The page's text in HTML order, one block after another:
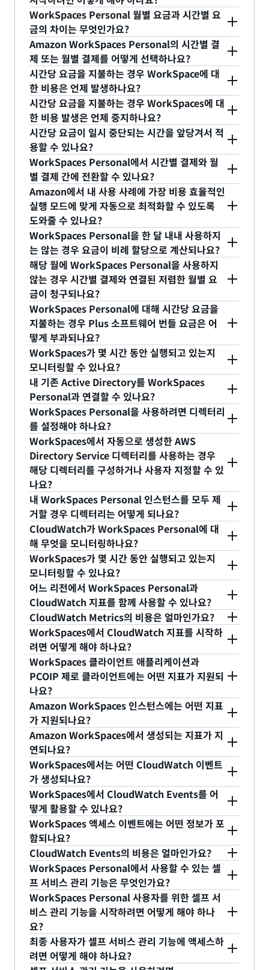
WorkSpaces는 사용을 마칠 때마다 작업을 저장하
는 것이 좋습니다.
WorkSpace가 재개되면 새로운 세션이 시작됨을 알
려줍니다.
WorkSpaces의 경우 동시 로그인 수가 증가하면
WorkSpace가 제공되기까지 상당히 긴 시간이 걸릴
수 있습니다. BYOL AutoStop WorkSpaces에 동시
에 로그인할 사용자가 많을 것으로 예상되는 경우 계
정 관리자에게 문의하여 조언을 구하시기 바랍니다.
렉터리 수준에서 사용할 수 있습니다. 이 기능을 통해
고객은 CCP(Contact Control Panel) 오디오 트래
픽을 WorkSpaces 스트리밍에서 로컬 엔드포인트
처리로 오프로드하여 최적화되지 않은 네트워크 상태
와 관련한 오디오 품질 문제를 해결할 수 있습니다.
시간별 결제를 적용하여 WorkSpace를 시작하려면
사용자를 선택하고 WorkSpaces 번들(컴퓨팅 리소
스와 스토리지 공간의 구성)을 선택한 후 AutoStop
실행 모드를 지정하기만 하면 됩니다. Amazon
WorkSpace가 생성되면 시간별로 요금이 청구됩니
다.
WorkSpaces Personal 월별 요금과 시간별 요
금의 차이는 무엇인가요?
월별 결제에서는 무제한 사용량에 대해 고정 월 요금
을 지불하며 실행 중인 Amazon WorkSpaces에 언
제나 즉시 액세스할 수 있습니다. 시간별 요금을 사용
하면 Amazon WorkSpaces에 대해 시간당 요금을
지불하며 사용자가 Amazon WorkSpaces를 짧은
시간만 사용하는 경우 AWS 결제 비용을 절감할 수
있습니다. 시간당 요금이 청구되는 WorkSpaces의
경우 사용 중이 아닐 때는 지정된 기간 동안 활동이
없으면 서비스가 자동으로 중단되고 시간당 사용량
측정도 일시 중지됩니다.
Amazon WorkSpaces Personal의 시간별 결
제 또는 월별 결제를 어떻게 선택하나요?
Amazon WorkSpaces는 두 가지 실행 모드인
AutoStop과 AlwaysOn에서 작동합니다.
AlwaysOn 실행 모드는 Amazon WorkSpaces의
무제한 사용량에 대해 고정 월 요금을 지불할 때 사용
합니다. 이 실행 모드는 특히 다수의 사용자가 동시에
WorkSpaces에 로그인해야 하는 경우처럼 사용자에
게 고가용성 및 즉각적인 데스크톱 액세스가 필요한
경우 적합합니다. AutoStop 실행 모드를 사용하면
Amazon WorkSpaces에 대해 시간당 요금을 지불
할 수 있습니다. 이 실행 모드는 가끔 사용되는 스트
리밍 데스크톱을 시작할 때 사용자가 대략 2분간 기
다릴 수 있는 경우 적합합니다. 동시 로그인 및 실행
모드에 대한 자세한 내용은 AWS 담당자에게 문의하
세요. AWS Management Console, Amazon
WorkSpaces API 또는 Amazon WorkSpaces 명
령줄 인터페이스를 통해 Amazon WorkSpaces를
시작할 때 실행 모드를 선택하면 손쉽게 월별 결제와
시간별 결제 중에서 선택할 수 있습니다. 또한, 언제
든 Amazon WorkSpaces의 실행 모드를 변경할 수
있습니다.
시간당 요금을 지불하는 경우 WorkSpace에 대
한 비용은 언제 발생하나요?
시간당 사용 요금은 WorkSpace가 실행되자마자 누
적되기 시작합니다. Amazon WorkSpace는 사용자
의 로그인 요청에 대한 응답으로 재개되거나 정기 유
지 관리를 수행하기 위해 재개될 수 있습니다.
시간당 요금을 지불하는 경우 WorkSpaces에 대
한 비용 발생은 언제 중지하나요?
시간당 사용 요금은 WorkSpaces가 중지되면 일시
중단됩니다. AutoStop은 사용자가 연결을 해제한
후 지정된 기간이 지나거나 예약된 유지 관리가 완료
되면 WorkSpaces를 자동으로 중지합니다. 지정된
기간은 구성 가능하며 기본적으로 60분으로 설정되
어 있습니다. 부분 시간은 전체 시간으로 청구되며 시
간당 요금 중 월별 요금 부분은 Amazon
WorkSpaces가 중단되어도 일시 중지되지 않습니
다.
시간당 요금이 일시 중단되는 시간을 앞당겨서 적
용할 수 있나요?
AWS Management Console이나 WorkSpaces
API를 사용하여 WorkSpaces를 수동으로 중지할 수
있습니다. 시간별 WorkSpaces와 연결된 월별 요금
을 중단하려면 계정에서 Amazon WorkSpaces를
제거해야 합니다(참고: 그러면 해당 Amazon
WorkSpaces에 저장된 모든 데이터가 삭제됨).
WorkSpaces Personal에서 시간별 결제와 월
별 결제 간에 전환할 수 있나요?
예. 언제든 AWS Management Console 또는
WorkSpaces API를 통해 실행 모드를 AlwaysOn으
로 전환하면 WorkSpaces Personal에 대한 결제를
시간별에서 월별로 전환할 수 있습니다. 전환하면 결
제가 즉시 시간별에서 월별로 변경되고, 해당 월에 이
미 청구된 AutoStop의 기본 월별 및 시간별 사용 요
금과 함께, AlwaysON에 대한 해당 월의 나머지 기간
에 대해 비례 할당으로 계산된 월별 요금이 청구됩니
다. 실행 모드를 다시 AutoStop으로 전환하지 않는
한 Amazon WorkSpaces에는 월별 요금이 계속 청
구됩니다. AWS Management Console 또는
WorkSpaces API를 통해 실행 모드를 AutoStop으
로 설정하면 월별 결제에서 시간별 결제로 전환할 수
있습니다. 월별 결제에서 시간별 결제로의 전환은 다
음 달에 적용됩니다. 해당 월에 대한 WorkSpaces 요
금을 이미 지불했기 때문입니다. 실행 모드를 다시
AlwaysOn으로 전환하지 않는 한 Amazon
WorkSpaces에는 시간별 요금이 계속 청구됩니다.
청구 갱신은 매월 1일 0시 0분(UTC 시간)에 이루어
집니다. WorkSpaces 관리자가 이 셀프 서비스 관리
기능을 활성화한 경우 WorkSpaces 사용자가
WorkSpaces 클라이언트에서 직접 월별 결제와 시
간별 결제 간에 전환할 수도 있습니다.
Amazon에서 내 사용 사례에 가장 비용 효율적인
실행 모드에 맞게 자동으로 최적화할 수 있도록
도와줄 수 있나요?
예. Amazon은 사용 데이터를 분석하여 가장 비용 효
율적인 결제 옵션을 결정하는Amazon
WorkSpaces용 비용 최적화 도구를 제공합니다. 이
도구는 일일 보고서를 출력하며 선택적으로
WorkSpaces를 가장 비용 효율적인 결제 옵션으로
전환할 수 있습니다.
WorkSpaces Personal을 한 달 내내 사용하지
는 않는 경우 요금이 비례 할당으로 계산되나요?
WorkSpaces 월별 결제를 사용하고 있는 경우
WorkSpaces 요금은 전체 달의 사용에 대해 청구됩
니다. 시간별 결제를 사용하고 있는 경우(AutoStop
실행 모드) Amazon WorkSpaces가 실행 중이거나
유지 관리가 진행되는 시간에 대한 요금에 고정 인프
라 비용에 대한 월별 요금이 추가되어 청구됩니다. 두
경우 모두 월별 요금은 첫 번째 달에만 비례 할당으로
계산됩니다.
해당 월에 WorkSpaces Personal을 사용하지
않는 경우 시간별 결제와 연결된 저렴한 월별 요
금이 청구되나요?
예. 선택한 Amazon WorkSpaces에 대한 약간의 월
별 요금이 청구됩니다. Amazon WorkSpaces Plus
번들을 선택한 경우 소프트웨어 구독 요금도 청구됩
니다. 모든 Amazon WorkSpaces에 대한 월별 요금
은여기요금 페이지에서 확인할 수 있습니다.
WorkSpaces Personal에 대해 시간당 요금을
지불하는 경우 Plus 소프트웨어 번들 요금은 어
떻게 부과되나요?
WorkSpaces에 대해 시간당 요금을 지불하더라도
Plus 번들은 항상 월별로 부과됩니다. WorkSpaces
를 시작할 때 Plus 번들을 선택한 경우 특정 달에 해
당 Amazon WorkSpaces를 사용하지 않더라도
Plus 소프트웨어 번들에 대해명시된 요금이 발생합
니다.
WorkSpaces가 몇 시간 동안 실행되고 있는지
모니터링할 수 있나요?
예. CloudWatch ‘UserConnected’ 지표를 통해 일
정 기간 동안 WorkSpaces가 실행된 총 시간을 모니
터링할 수 있습니다.
내 기존 Active Directory를 WorkSpaces
Personal과 연결할 수 있나요?
예. AD Connector를 사용하여 Active Directory 인
증 요청을 기존 Active Directory에 프록시할 수 있
습니다. 자세한 내용은AD Connector 설명서를 참
조하세요. 소규모의 AD Connector를 사용하는 경우
특정 청구 주기에 WorkSpace가 하나 이상 연결되어
있으면 무료로 사용할 수 있습니다. 대규모의 AD
Connector를 사용하는 경우 특정 청구 주기에 100
개 이상의 WorkSpaces가 연결되어 있으면 무료로
사용할 수 있습니다. 이에 대한 자세한 내용을 보려면
AWS Directory Service의기타 디렉터리 요금 페이
지에서 Amazon WorkSpaces에 대한 참고 사항을
확인하세요. 또한 AWS Managed Microsoft AD를
사용하여 포리스트 신뢰 관계를 통해 기존 온프레미
스 Active Directory와 통합할 수 있습니다. 자세한
내용은 Microsoft Managed AD에 대한신뢰 설명서
를 참조하세요.
WorkSpaces Personal을 사용하려면 디렉터리
를 설정해야 하나요?
WorkSpace Personal을 프로비저닝한 각 사용자가
디렉터리에 있어야 하지만 디렉터리를 직접 프로비저
닝할 필요는 없습니다. WorkSpaces 서비스가 자동
으로 디렉터리를 생성하고 관리하며, WorkSpace 프
로비저닝 시 생성되는 디렉터리에 사용자를 포함하도
록 할 수 있습니다. 또는 사용자가 계속해서 기존 자
격 증명을 사용하여 기존 애플리케이션에서처럼 원활
하게 애플리케이션을 이용하도록 WorkSpaces를 기
존 온프레미스 Active Directory와 통합할 수 있습니
다.
WorkSpaces에서 자동으로 생성한 AWS
Directory Service 디렉터리를 사용하는 경우
해당 디렉터리를 구성하거나 사용자 지정할 수 있
나요?
예. 자세한 내용은설명서를 참조하십시오.
내 WorkSpaces Personal 인스턴스를 모두 제
거할 경우 디렉터리는 어떻게 되나요?
AWS 디렉터리를 클라우드에 유지하여 EC2 인스턴
스를도메인 조인하거나 AWS Management
Console에디렉터리 사용자가 액세스할 수 있게 해
줍니다. 디렉터리를 삭제할 수도 있습니다. 연속 30일
동안 Simple AD 또는 AD Connector를 사용하는
WorkSpaces가 없는 경우, 이 디렉터리는 Amazon
WorkSpaces에서 사용할 수 있도록 자동으로 등록
이 취소되며, AWS Directory Service요금 약관에
따라 해당 디렉터리 요금이 부과됩니다. Simple AD
또는 AD Connector를 삭제하는 경우, 다시
WorkSpaces를 사용하고자 할 때 언제든 새로운
Simple AD 또는 AD Connector를 생성할 수 있습
니다.
CloudWatch가 WorkSpaces Personal에 대
해 무엇을 모니터링하나요?
Amazon WorkSpaces는 CloudWatch Metrics 및
CloudWatch Events와 통합됩니다.
Amazon CloudWatch 지표를 통해 개별
WorkSpaces 및 디렉터리에 속한 모든
WorkSpaces에 대한 상태 및 연결 지표를 검토할 수
있습니다. WorkSpaces 상태에 변화가 있거나 사용
자가 WorkSpaces에 연결할 때 문제를 겪는 경우 알
림을 받도록 이러한 지표에 대한 CloudWatch 경보
를 설정할 수 있습니다.
CloudWatch 이벤트를 사용하여 성공한
WorkSpace 로그인을 확인, 검색, 다운로드, 보관, 분
석 및 응답할 수 있습니다. 사용자가 성공적으로
WorkSpace에 로그인하면 Amazon WorkSpaces
클라이언트 애플리케이션이 WorkSpaces 액세스 이
벤트를 CloudWatch Events로 전송합니다. 모든
Amazon WorkSpaces 클라이언트 애플리케이션은
이러한 이벤트를 전송합니다.
WorkSpaces가 몇 시간 동안 실행되고 있는지
모니터링할 수 있나요?
예. CloudWatch ‘UserConnected’ 지표를 통해 일
정 기간 동안 WorkSpaces가 실행된 총 시간을 모니
터링할 수 있습니다.
어느 리전에서 WorkSpaces Personal과
CloudWatch 지표를 함께 사용할 수 있나요?
WorkSpaces를 사용할 수 있는 모든AWS 리전에서
CloudWatch 지표를 WorkSpaces에서 사용할 수
있습니다.
CloudWatch Metrics의 비용은 얼마인가요?
CloudWatch 콘솔을 통해 WorkSpaces에서
CloudWatch Metrics를 사용할 경우 추가 비용이 없
습니다. API를 통해 CloudWatch 경보를 설정하고
CloudWatch 지표를 검색할 경우 추가 비용이 청구
될 수 있습니다. 자세한 내용은CloudWatch 요금을
참조하세요.
WorkSpaces에서 CloudWatch 지표를 시작하
려면 어떻게 해야 하나요?
CloudWatch Metrics는 모든 WorkSpaces에 대해
기본적으로 활성화됩니다. AWS Management
Console로 이동하여 지표를 검토하고 경보를 설정
합니다.
WorkSpaces 클라이언트 애플리케이션과
PCOIP 제로 클라이언트에는 어떤 지표가 지원되
나요?
WorkSpaces와 관련된 CloudWatch 지표에 대한
자세한 내용은설명서를 참조하세요.
Amazon WorkSpaces 인스턴스에는 어떤 지표
가 지원되나요?
현재 Amazon WorkSpaces 사용량을 보고하는
데 지원되는 지표는 다음과 같습니다.
사용 가능
Unhealthy
ConnectionAttempt
ConnectionSuccess
ConnectionFailure
SessionLaunchTime
SessionDisconnect
Amazon WorkSpaces에서 생성되는 지표가 지
연되나요?
예. WorkSpaces는 5분마다 CloudWatch로 지표를
전송하며, Always On 인스턴스의 경우 최소 15분이
지연됩니다. Auto Stop WorkSpaces 인스턴스가
이 시간 전에 중지되는 경우, 생성된 지표는 인스턴스
가 다시 가동되는 즉시 CloudWatch로 전송됩니다.
따라서 Auto Stop WorkSpaces 인스턴스를 제공하
는 데는 더 많은 시간이 걸릴 수 있습니다.
WorkSpaces에서는 어떤 CloudWatch 이벤트
가 생성되나요?
성공한 WorkSpace 로그인. 사용자가 WorkSpaces
클라이언트 애플리케이션에서 WorkSpace에 성공
적으로 로그인하면 Amazon WorkSpaces는 액세스
이벤트 정보를 CloudWatch Events로 전송합니다.
WorkSpaces에서 CloudWatch Events를 어
떻게 활용할 수 있나요?
CloudWatch Events를 사용하면 구성한 규칙에 따
라 보기, 검색, 다운로드, 아카이브, 분석, 응답을 수행
할 수 있습니다. CloudWatch에서 AWS Console을
사용하여 CloudWatch Events를 보고 상호작용하
거나, Lambda, ElasticSearch, Splunk 등의 서비
스 및 Kinesis Streams나 Firehose를 사용하는 기
타 파트너 솔루션 등의 서비스를 사용하여 이벤트 데
이터에 따라 조치를 취할 수 있습니다. CloudWatch
Event는 스토리지로 Kinesis를 사용하여 S3로 데이
터를 푸시하는 것을 권장합니다. CloudWatch
WorkSpaces 액세스 이벤트에는 어떤 정보가 포
함되나요?
이벤트는 JSON 객체로 나타납니다. 이 객체는 WAN
IP 주소, WorkSpaces ID, 디렉터리 ID, 작업 유형
(예: 로그인), OS 플랫폼, 타임스탬프 및
WorkSpaces에 대한 로그인 성공/실패 표시자를 포
함합니다. 자세한 내용은여기 에서 설명서를 참조하
세요.
CloudWatch Events의 비용은 얼마인가요?
WorkSpaces에서 CloudWatch Events를 사용할
경우 추가 비용이 없습니다. Amazon
ElasticSearch, AWS Lambda 등과 같은
CloudWatch Events를 기반으로 작업을 수행하는
다른 서비스에 대해서는 비용이 청구됩니다. 사용량
이CloudWatch 프리 티어 한도 를 초과할 경우 여기
에는 CloudWatch Metrics, CloudWatch Logs,
WorkSpaces Personal에서 사용할 수 있는 셀
프 서비스 관리 기능은 무엇인가요?
관리자는 다시 시작, 다시 구축, 볼륨 유형 변경, 디스
크 크기 변경 같은 일반적인 관리 작업을 사용자가
WorkSpace에서 수행하도록 선택할 수 있습니다. 또
한 월별 청구에서 시간당 청구로 전환하고 그 반대로
전환하는 작업을 직접 수행하도록 할 수도 있습니다.
WorkSpaces Personal 사용자를 위한 셀프 서
비스 관리 기능을 시작하려면 어떻게 해야 하나
요?
셀프 서비스 관리 기능은 WorkSpaces에 디렉터리
를 등록할 때 기본적으로 활성화됩니다. 디렉터리를
최종 사용자가 셀프 서비스 관리 기능에 액세스하
려면 어떻게 해야 하나요?